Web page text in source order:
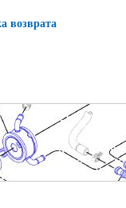
возврата